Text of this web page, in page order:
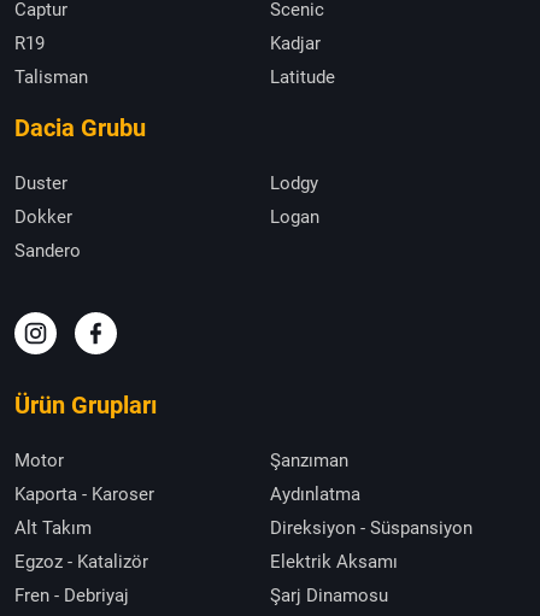
Captur
Scenic
R19
Kadjar
Talisman
Latitude
Dacia Grubu
Duster
Lodgy
Dokker
Logan
Sandero
Ürün Grupları
Motor
Şanzıman
Kaporta - Karoser
Aydınlatma
Alt Takım
Direksiyon - Süspansiyon
Egzoz - Katalizör
Elektrik Aksamı
Fren - Debriyaj
Şarj Dinamosu